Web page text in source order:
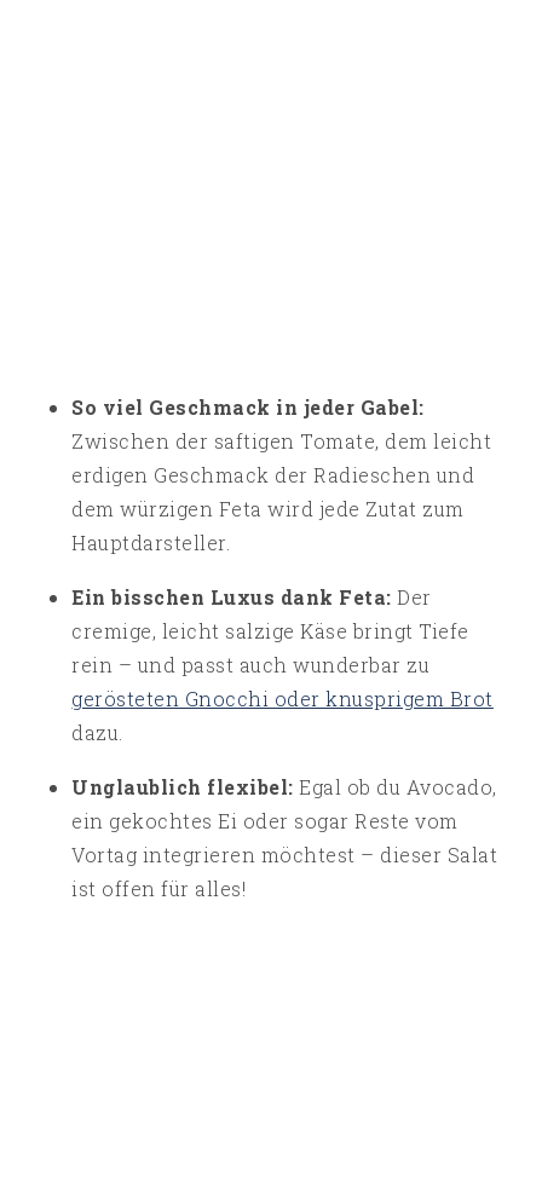
So viel Geschmack in jeder Gabel:
Zwischen der saftigen Tomate, dem leicht
erdigen Geschmack der Radieschen und
dem würzigen Feta wird jede Zutat zum
Hauptdarsteller.
Ein bisschen Luxus dank Feta: Der
cremige, leicht salzige Käse bringt Tiefe
rein – und passt auch wunderbar zu
gerösteten Gnocchi oder knusprigem Brot
dazu.
Unglaublich flexibel: Egal ob du Avocado,
ein gekochtes Ei oder sogar Reste vom
Vortag integrieren möchtest – dieser Salat
ist offen für alles!